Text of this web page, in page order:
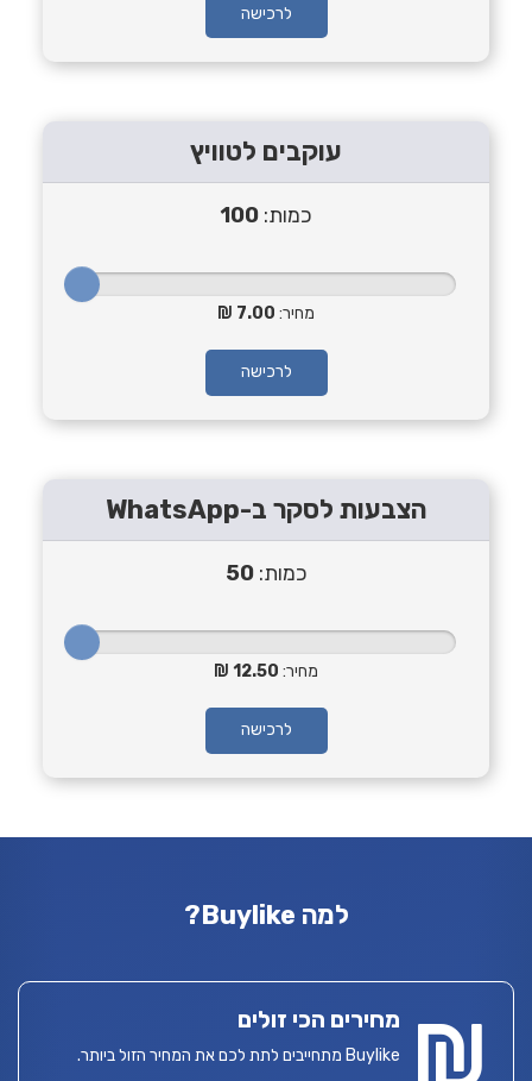
לרכישה
עוקבים לטוויץ
כמות: 100
מחיר: 7.00
לרכישה
הצבעות לסקר ב-WhatsApp
כמות:50
מחיר: 12.50
לרכישה
למה Buylike?
מחירים הכי זולים
Buylike מתחייבים לתת לכם את המחיר הזול ביותר.